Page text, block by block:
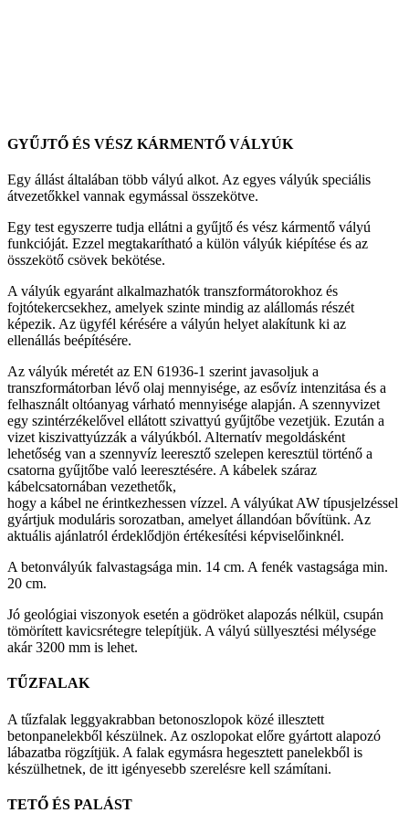
GYŰJTŐ ÉS VÉSZ KÁRMENTŐ VÁLYÚK
Egy állást általában több vályú alkot. Az egyes vályúk speciális
átvezetőkkel vannak egymással összekötve.
Egy test egyszerre tudja ellátni a gyűjtő és vész kármentő vályú
funkcióját. Ezzel megtakarítható a külön vályúk kiépítése és az
összekötő csövek bekötése.
A vályúk egyaránt alkalmazhatók transzformátorokhoz és
fojtótekercsekhez, amelyek szinte mindig az alállomás részét
képezik. Az ügyfél kérésére a vályún helyet alakítunk ki az
ellenállás beépítésére.
Az vályúk méretét az EN 61936-1 szerint javasoljuk a
transzformátorban lévő olaj mennyisége, az esővíz intenzitása és a
felhasznált oltóanyag várható mennyisége alapján. A szennyvizet
egy szintérzékelővel ellátott szivattyú gyűjtőbe vezetjük. Ezután a
vizet kiszivattyúzzák a vályúkból. Alternatív megoldásként
lehetőség van a szennyvíz leeresztő szelepen keresztül történő a
csatorna gyűjtőbe való leeresztésére. A kábelek száraz
kábelcsatornában vezethetők,
hogy a kábel ne érintkezhessen vízzel. A vályúkat AW típusjelzéssel
gyártjuk moduláris sorozatban, amelyet állandóan bővítünk. Az
aktuális ajánlatról érdeklődjön értékesítési képviselőinknél.
A betonvályúk falvastagsága min. 14 cm. A fenék vastagsága min.
20 cm.
Jó geológiai viszonyok esetén a gödröket alapozás nélkül, csupán
tömörített kavicsrétegre telepítjük. A vályú süllyesztési mélysége
akár 3200 mm is lehet.
TŰZFALAK
A tűzfalak leggyakrabban betonoszlopok közé illesztett
betonpanelekből készülnek. Az oszlopokat előre gyártott alapozó
lábazatba rögzítjük. A falak egymásra hegesztett panelekből is
készülhetnek, de itt igényesebb szerelésre kell számítani.
TETŐ ÉS PALÁST